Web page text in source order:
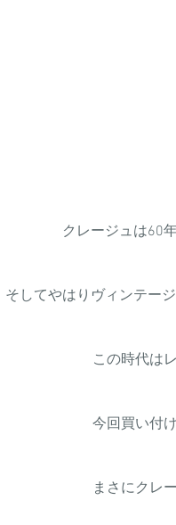
クレージュは60
そしてやはりヴィンテー
この時代は
今回買い付
まさにクレ